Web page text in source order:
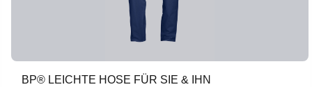
BP® LEICHTE HOSE FÜR SIE & IHN